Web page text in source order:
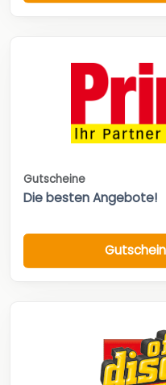
Gutscheine
Die besten Angebote!